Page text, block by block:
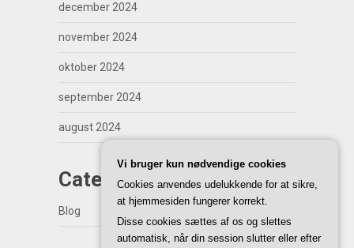
december 2024
november 2024
oktober 2024
september 2024
august 2024
Categories
Blog
Vi bruger kun nødvendige cookies
Cookies anvendes udelukkende for at sikre,
at hjemmesiden fungerer korrekt.
Disse cookies sættes af os og slettes
automatisk, når din session slutter eller efter